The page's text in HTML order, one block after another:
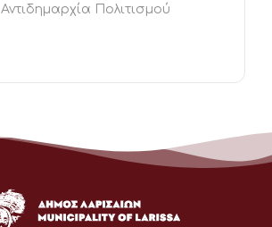
Αντιδημαρχία Πολιτισμού